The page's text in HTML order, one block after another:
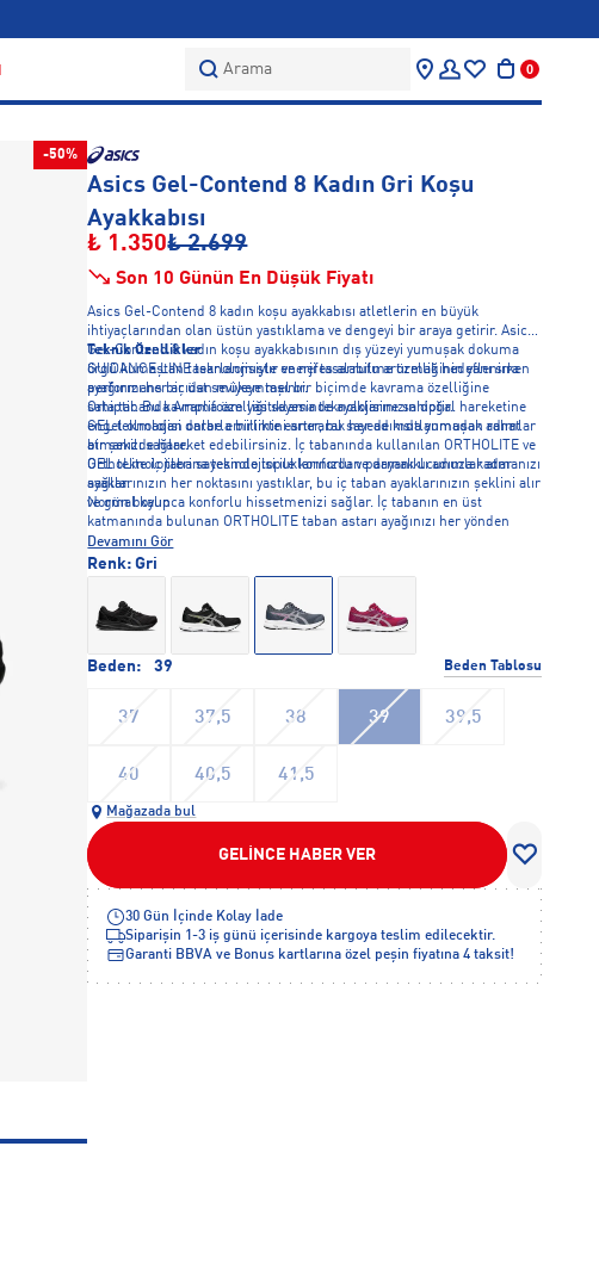
Arama 0
-50%
Asics Gel-Contend 8 Kadın Gri Koşu
Ayakkabısı
₺ 1.350₺ 2.699
Son 10 Günün En Düşük Fiyatı
Asics Gel-Contend 8 kadın koşu ayakkabısı atletlerin en büyük
ihtiyaçlarından olan üstün yastıklama ve dengeyi bir araya getirir. Asics
Gel-Contend 8 kadın koşu ayakkabısının dış yüzeyi yumuşak dokuma
örgü kumaştan tasarlanmıştır ve nefes alabilme özelliğinin yanı sıra
ayağınızı her açıdan mükemmel bir biçimde kavrama özelliğine
sahiptir. Bu kavrama özelliği sayesinde ayaklarınızın doğal hareketine
engel olmadan onlarla birlikte esner, bu sayede kısıtlanmadan rahat
bir şekilde hareket edebilirsiniz. İç tabanında kullanılan ORTHOLITE ve
GEL teknolojileri sayesinde topuklarınızdan parmak ucunuza kadar
ayaklarınızın her noktasını yastıklar, bu iç taban ayaklarınızın şeklini alır
ve gün boyunca konforlu hissetmenizi sağlar. İç tabanın en üst
katmanında bulunan ORTHOLITE taban astarı ayağınızı her yönden
kavrayarak bileğinizi daha sabit tutmanızı, bu sayede de olası spor
kazalarını minimuma indirmeyi amaçlar.
Teknik Özellikler
GUIDANCE LINE teknolojisiyle enerji tasarrufu artırmak hedeflenirken
performans bir üst seviyeye taşınır.
Orta tabanda Amplifoam yastıklama teknolojisine sahiptir.
GEL teknolojisi darbe emilimini artırarak her adımda yumuşak adımlar
atmanızı sağlar.
OrthoLite iç tabana teknolojisi ile konforlu ve dayanıklı adımlar atmanızı
sağlar.
Normal kalıp
Devamını Gör
Beden: 39 Beden Tablosu
37 37,5 38 39 39,5
40 40,5 41,5
Renk: Gri
Mağazada bul
GELİNCE HABER VER
30 Gün İçinde Kolay İade
Siparişin 1-3 iş günü içerisinde kargoya teslim edilecektir.
Garanti BBVA ve Bonus kartlarına özel peşin fiyatına 4 taksit!